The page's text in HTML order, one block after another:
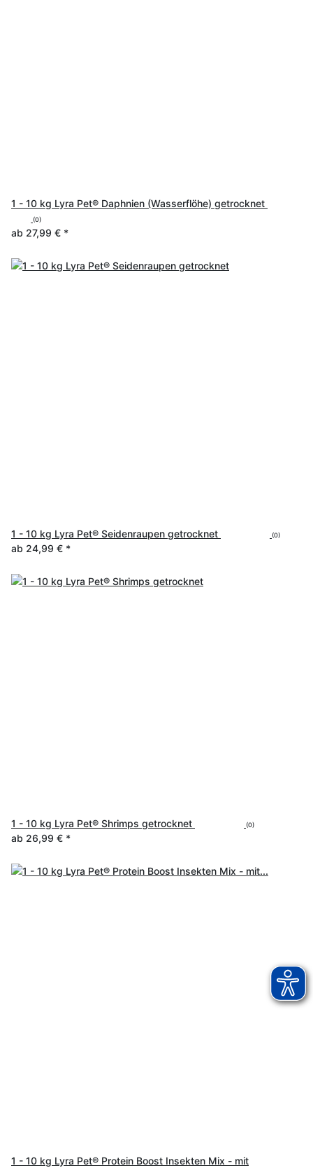
1 - 10 kg Lyra Pet® Daphnien (Wasserflöhe) getrocknet
(0)
ab 27,99 € *
1 - 10 kg Lyra Pet® Seidenraupen getrocknet (0)
ab 24,99 € *
1 - 10 kg Lyra Pet® Shrimps getrocknet (0)
ab 26,99 € *
1 - 10 kg Lyra Pet® Protein Boost Insekten Mix - mit